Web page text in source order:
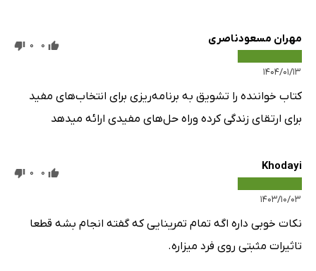
مهران مسعودناصری
۱۴۰۴/۰۱/۱۳
0
0
کتاب خواننده را تشویق به برنامه‌ریزی برای انتخاب‌های مفید
برای ارتقای زندگی کرده وراه حل‌های مفیدی ارائه میدهد
Khodayi
۱۴۰۳/۱۰/۰۳
0
0
نکات خوبی داره اگه تمام تمرینایی که گفته انجام بشه قطعا
تاثیرات مثبتی روی فرد میزاره.